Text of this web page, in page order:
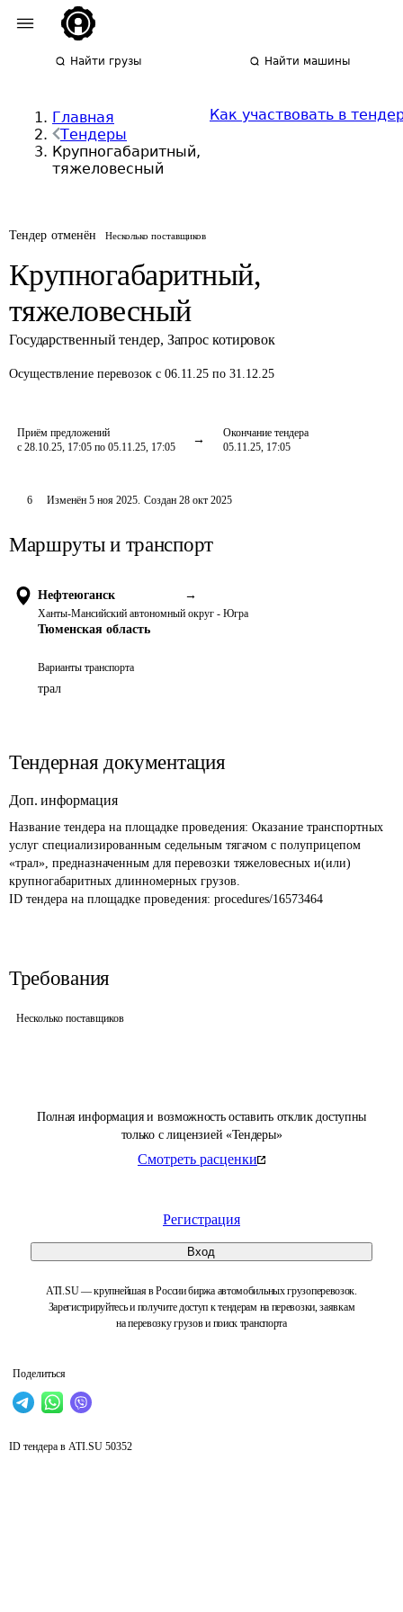
Найти грузы Найти машины
Главная
Тендеры
Крупногабаритный,
тяжеловесный
Как участвовать в
Тендер отменён Несколько поставщиков
Крупногабаритный,
тяжеловесный
Государственный тендер, Запрос котировок
Осуществление перевозок с 06.11.25 по 31.12.25
Приём предложений
с 28.10.25, 17:05 по 05.11.25, 17:05
Окончание тендера
05.11.25, 17:05
Полная информация и возможность оставить отклик доступны
только с лицензией «Тендеры»
Смотреть расценки
Регистрация
Вход
ATI.SU — крупнейшая в России биржа автомобильных грузоперевозок.
Зарегистрируйтесь и получите доступ к тендерам на перевозки, заявкам
на перевозку грузов и поиск транспорта
Поделиться
6 Изменён 5 ноя 2025. Создан 28 окт 2025
Маршруты и транспорт
Нефтеюганск →
Ханты-Мансийский автономный округ - Югра
Тюменская область
Варианты транспорта
трал
Тендерная документация
Доп. информация
Название тендера на площадке проведения: Оказание транспортных
услуг специализированным седельным тягачом с полуприцепом
«трал», предназначенным для перевозки тяжеловесных и(или)
крупногабаритных длинномерных грузов.
ID тендера на площадке проведения: procedures/16573464
Требования
Несколько поставщиков
ID тендера в ATI.SU 50352